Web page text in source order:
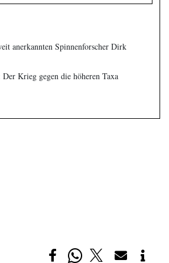
anerkannten Spinnenforscher Dirk
Krieg gegen die höheren Taxa